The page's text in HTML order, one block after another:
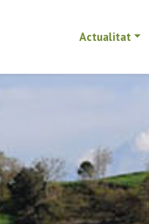
Actualitat